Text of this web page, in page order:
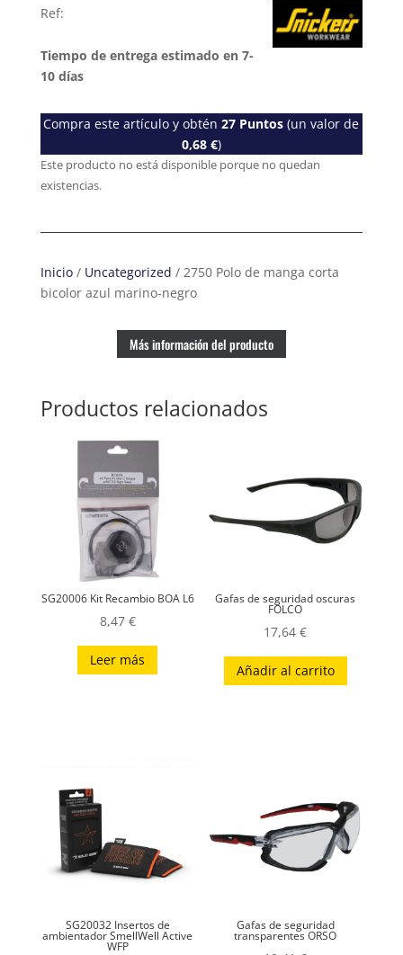
Ref:
Tiempo de entrega estimado en 7-
10 días
Compra este artículo y obtén27 Puntos (un valor de
0,68 €)
Este producto no está disponible porque no quedan
existencias.
Inicio/ Uncategorized / 2750 Polo de manga corta
bicolor azul marino-negro
Más información del producto
Productos relacionados
SG20006 Kit Recambio BOA L6
8,47 €
Leer más
Gafas de seguridad oscuras
FOLCO
17,64€
Añadir al carrito
SG20032 Insertos de
ambientador SmellWell Active
WFP
Gafas de seguridad
transparentes ORSO